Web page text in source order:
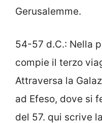
Gerusalemme.
54-57 d.C.: Nella
compie il terzo
Attraversa la
ad Efeso, dove si
del 57. qui scrive